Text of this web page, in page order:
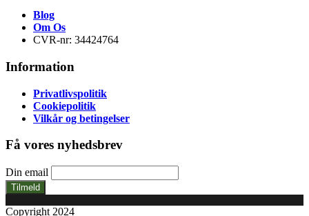
Blog
Om Os
CVR-nr: 34424764
Information
Privatlivspolitik
Cookiepolitik
Vilkår og betingelser
Få vores nyhedsbrev
Din email
Tilmeld
Copyright 2024